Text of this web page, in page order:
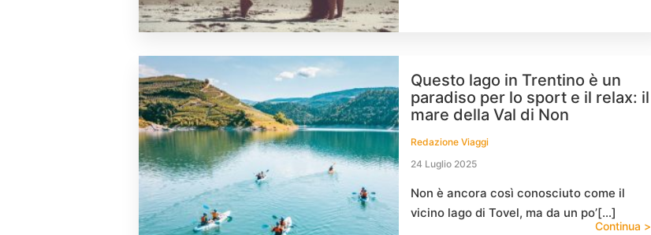
Questo lago in Trentino è un
paradiso per lo sport e il relax: il
mare della Val di Non
Redazione Viaggi
24 Luglio 2025
Non è ancora così conosciuto come il
vicino lago di Tovel, ma da un po’[…]
Continua >